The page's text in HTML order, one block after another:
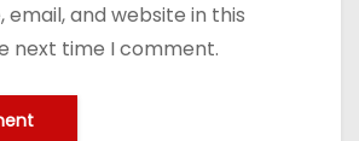
email, and website in this
next time I comment.